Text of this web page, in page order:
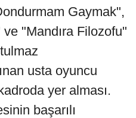
Gaymak",
"Mandıra Filozofu"
usta oyuncu
yer alması.
başarılı